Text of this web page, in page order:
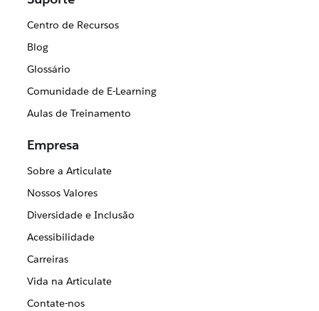
Centro de Recursos
Blog
Glossário
Comunidade de E-Learning
Aulas de Treinamento
Empresa
Sobre a Articulate
Nossos Valores
Diversidade e Inclusão
Acessibilidade
Carreiras
Vida na Articulate
Contate-nos